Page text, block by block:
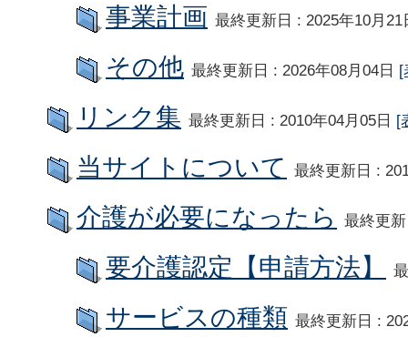
事業計画 最終更新日 : 2025年10月
その他 最終更新日 : 2026年08月04日 [
リンク集 最終更新日 : 2010年04月05日 [
当サイトについて 最終更新日 :
介護が必要になったら 最終更
要介護認定【申請方法】
サービスの種類 最終更新日 :